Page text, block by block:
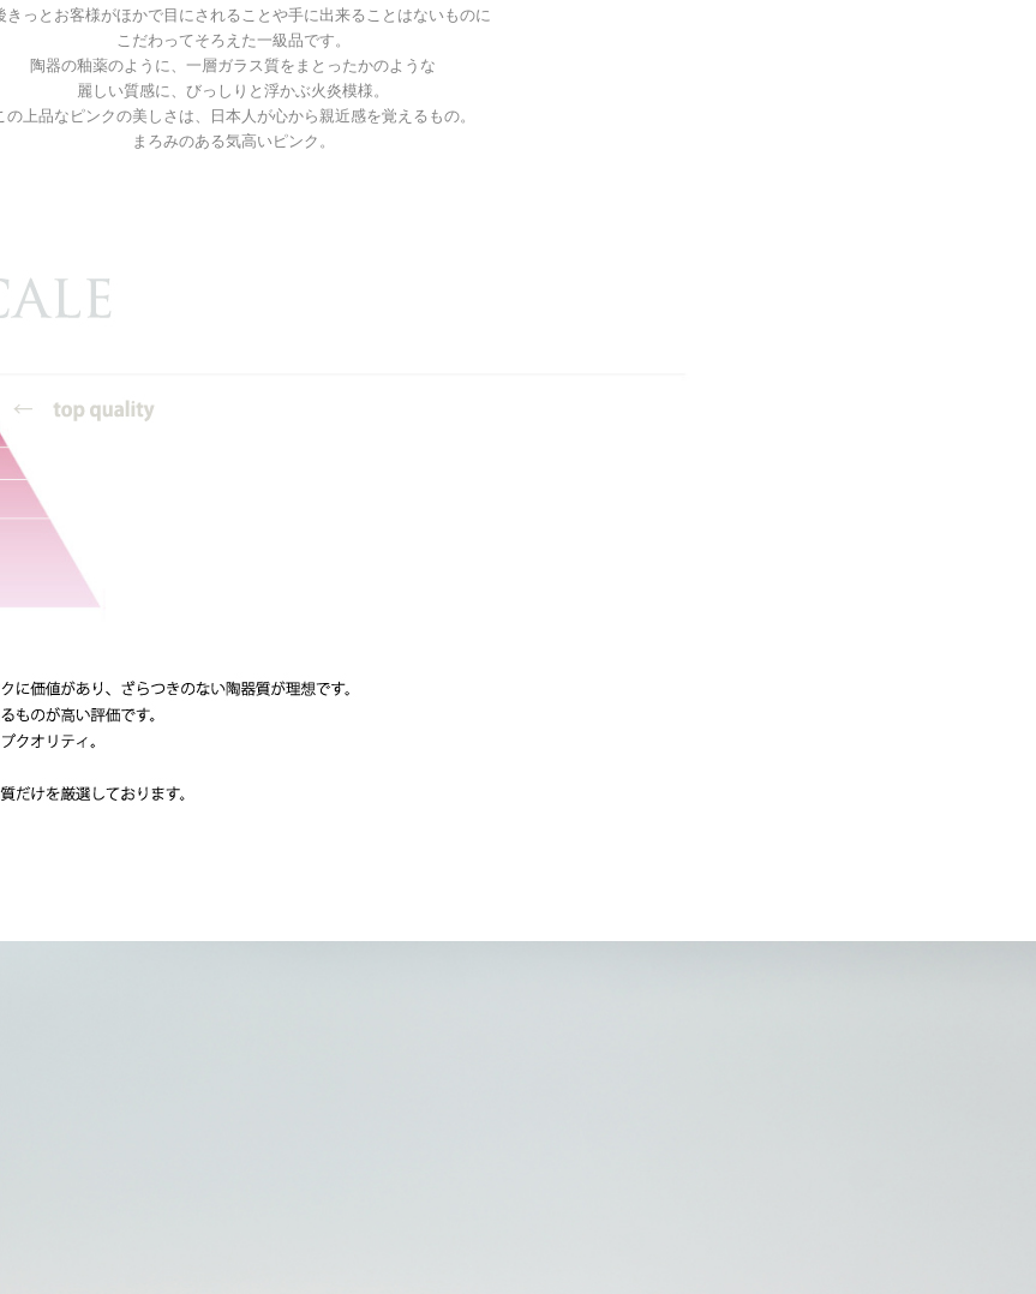
きっとお客様がほかで目にされることや手に出来ることはないものに
こだわってそろえた一級品です。
陶器の釉薬のように、一層ガラス質をまとったかのような
麗しい質感に、びっしりと浮かぶ火炎模様。
の上品なピンクの美しさは、日本人が心から親近感を覚えるもの。
まろみのある気高いピンク。